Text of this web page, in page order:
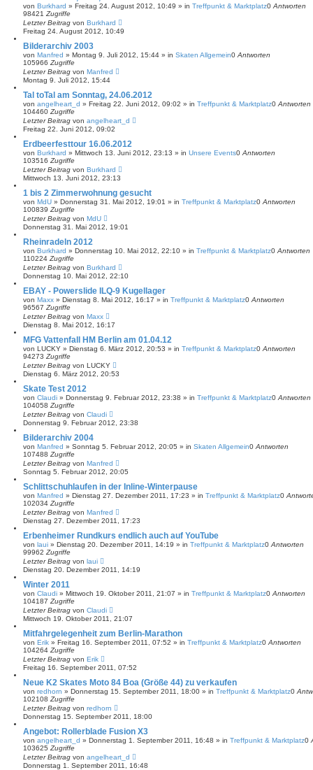
von Burkhard » Freitag 24. August 2012, 10:49 » in Treffpunkt & Marktplatz0 Antworten
98421 Zugriffe
Letzter Beitrag von Burkhard
Freitag 24. August 2012, 10:49
Bilderarchiv 2003
von Manfred » Montag 9. Juli 2012, 15:44 » in Skaten Allgemein0 Antworten
105966 Zugriffe
Letzter Beitrag von Manfred
Montag 9. Juli 2012, 15:44
Tal toTal am Sonntag, 24.06.2012
von angelheart_d » Freitag 22. Juni 2012, 09:02 » in Treffpunkt & Marktplatz0 Antworten
104460 Zugriffe
Letzter Beitrag von angelheart_d
Freitag 22. Juni 2012, 09:02
Erdbeerfesttour 16.06.2012
von Burkhard » Mittwoch 13. Juni 2012, 23:13 » in Unsere Events0 Antworten
103516 Zugriffe
Letzter Beitrag von Burkhard
Mittwoch 13. Juni 2012, 23:13
1 bis 2 Zimmerwohnung gesucht
von MdU » Donnerstag 31. Mai 2012, 19:01 » in Treffpunkt & Marktplatz0 Antworten
100839 Zugriffe
Letzter Beitrag von MdU
Donnerstag 31. Mai 2012, 19:01
Rheinradeln 2012
von Burkhard » Donnerstag 10. Mai 2012, 22:10 » in Treffpunkt & Marktplatz0 Antworten
110224 Zugriffe
Letzter Beitrag von Burkhard
Donnerstag 10. Mai 2012, 22:10
EBAY - Powerslide ILQ-9 Kugellager
von Maxx » Dienstag 8. Mai 2012, 16:17 » in Treffpunkt & Marktplatz0 Antworten
96567 Zugriffe
Letzter Beitrag von Maxx
Dienstag 8. Mai 2012, 16:17
MFG Vattenfall HM Berlin am 01.04.12
von LUCKY » Dienstag 6. März 2012, 20:53 » in Treffpunkt & Marktplatz0 Antworten
94273 Zugriffe
Letzter Beitrag von LUCKY
Dienstag 6. März 2012, 20:53
Skate Test 2012
von Claudi » Donnerstag 9. Februar 2012, 23:38 » in Treffpunkt & Marktplatz0 Antworten
104058 Zugriffe
Letzter Beitrag von Claudi
Donnerstag 9. Februar 2012, 23:38
Bilderarchiv 2004
von Manfred » Sonntag 5. Februar 2012, 20:05 » in Skaten Allgemein0 Antworten
107488 Zugriffe
Letzter Beitrag von Manfred
Sonntag 5. Februar 2012, 20:05
Schlittschuhlaufen in der Inline-Winterpause
von Manfred » Dienstag 27. Dezember 2011, 17:23 » in Treffpunkt & Marktplatz0
102034 Zugriffe
Letzter Beitrag von Manfred
Dienstag 27. Dezember 2011, 17:23
Erbenheimer Rundkurs endlich auch auf YouTube
von laui » Dienstag 20. Dezember 2011, 14:19 » in Treffpunkt & Marktplatz0 Antworten
99962 Zugriffe
Letzter Beitrag von laui
Dienstag 20. Dezember 2011, 14:19
Winter 2011
von Claudi » Mittwoch 19. Oktober 2011, 21:07 » in Treffpunkt & Marktplatz0 Antworten
104187 Zugriffe
Letzter Beitrag von Claudi
Mittwoch 19. Oktober 2011, 21:07
Mitfahrgelegenheit zum Berlin-Marathon
von Erik » Freitag 16. September 2011, 07:52 » in Treffpunkt & Marktplatz0 Antworten
104264 Zugriffe
Letzter Beitrag von Erik
Freitag 16. September 2011, 07:52
Neue K2 Skates Moto 84 Boa (Größe 44) zu verkaufen
von redhorn » Donnerstag 15. September 2011, 18:00 » in Treffpunkt & Marktplatz0
102108 Zugriffe
Letzter Beitrag von redhorn
Donnerstag 15. September 2011, 18:00
Angebot: Rollerblade Fusion X3
von angelheart_d » Donnerstag 1. September 2011, 16:48 » in Treffpunkt & Marktplatz0
103625 Zugriffe
Letzter Beitrag von angelheart_d
Donnerstag 1. September 2011, 16:48